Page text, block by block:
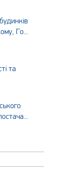
Го...
та